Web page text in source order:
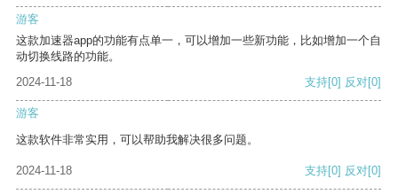
游客
这款加速器app的功能有点单一，可以增加一些新功能，比如增加一个自
动切换线路的功能。
2024-11-18
支持[0] 反对[0]
游客
这款软件非常实用，可以帮助我解决很多问题。
2024-11-18 支持[0] 反对[0]